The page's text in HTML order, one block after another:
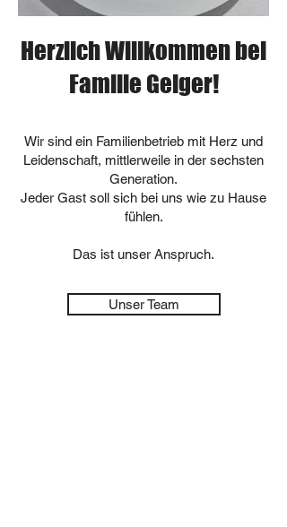
Herzlich Willkommen bei
Familie Geiger!
Wir sind ein Familienbetrieb mit Herz und
Leidenschaft, mittlerweile in der sechsten
Generation.
Jeder Gast soll sich bei uns wie zu Hause
fühlen.
Das ist unser Anspruch.
Unser Team